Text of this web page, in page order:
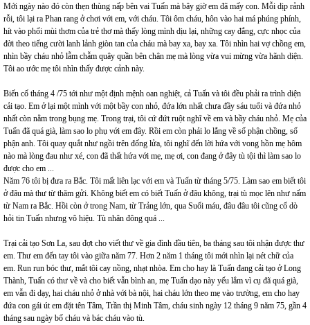
Mới ngày nào đó còn thẹn thùng nấp bên vai Tuấn mà bây giờ em đã mấy con. Mỗi dịp rảnh
rỗi, tôi lại ra Phan rang ở chơi với em, với cháu. Tôi ôm cháu, hôn vào hai má phúng phính,
hít vào phổi mùi thơm của trẻ thơ mà thấy lòng mình dịu lại, những cay đắng, cực nhọc của
đời theo tiếng cười lanh lảnh giòn tan của cháu mà bay xa, bay xa. Tôi nhìn hai vợ chồng em,
nhìn bầy cháu nhỏ lẫm chẫm quây quần bên chân mẹ mà lòng vừa vui mừng vừa hãnh diện.
Tôi ao ước mẹ tôi nhìn thấy được cảnh này.
Biến cố tháng 4 /75 tới như một định mệnh oan nghiệt, cả Tuấn và tôi đều phải ra trình diện
cải tạo. Em ở lại một mình với một bầy con nhỏ, đứa lớn nhất chưa đầy sáu tuổi và đứa nhỏ
nhất còn nằm trong bụng mẹ. Trong trại, tôi cứ đứt ruột nghĩ về em và bầy cháu nhỏ. Mẹ của
Tuấn đã quá già, làm sao lo phụ với em đây. Rồi em còn phải lo lắng về số phận chồng, số
phận anh. Tôi quay quắt như ngồi trên đống lửa, tôi nghĩ đến lời hứa với vong hồn mẹ hôm
nào mà lòng đau như xé, con đã thất hứa với mẹ, mẹ ơi, con đang ở đây tù tội thì làm sao lo
được cho em ...
Năm 76 tôi bị đưa ra Bắc. Tôi mất liên lạc với em và Tuấn từ tháng 5/75. Làm sao em biết tôi
ở đâu mà thư từ thăm gửi. Không biết em có biết Tuấn ở đâu không, trại tù mọc lên như nấm
từ Nam ra Bắc. Hồi còn ở trong Nam, từ Trảng lớn, qua Suối máu, đâu đâu tôi cũng cố dò
hỏi tin Tuấn nhưng vô hiệu. Tù nhân đông quá ...
Trại cải tạo Sơn La, sau đợt cho viết thư về gia đình đầu tiên, ba tháng sau tôi nhận được thư
em. Thư em đến tay tôi vào giữa năm 77. Hơn 2 năm 1 tháng tôi mới nhìn lại nét chữ của
em. Run run bóc thư, mắt tôi cay nồng, nhạt nhòa. Em cho hay là Tuấn đang cải tạo ở Long
Thành, Tuấn có thư về và cho biết vẫn bình an, mẹ Tuấn dạo này yếu lắm vì cụ đã quá già,
em vẫn đi dạy, hai cháu nhỏ ở nhà với bà nội, hai cháu lớn theo mẹ vào trường, em cho hay
đứa con gái út em đặt tên Tâm, Trần thị Minh Tâm, cháu sinh ngày 12 tháng 9 năm 75, gần 4
tháng sau ngày bố cháu và bác cháu vào tù.